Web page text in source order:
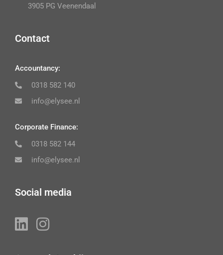
3905 PG Veenendaal
Contact
Accountancy:
0318 582 140
info@elysee.nl
Corporate Finance:
0318 582 144
info@elysee.nl
Social media